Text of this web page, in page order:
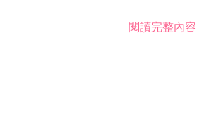
閱讀完整內容